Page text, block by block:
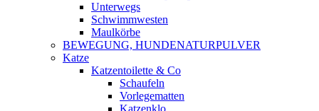
Unterwegs
Schwimmwesten
Maulkörbe
BEWEGUNG, HUNDENATURPULVER
Katze
Katzentoilette & Co
Schaufeln
Vorlegematten
Katzenklo